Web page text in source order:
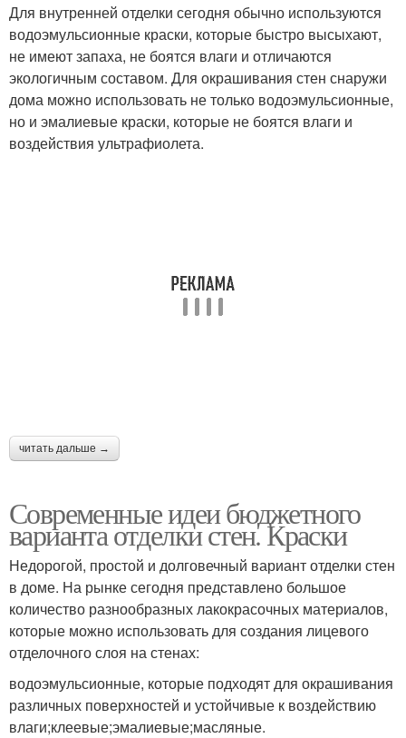
Для внутренней отделки сегодня обычно используются
водоэмульсионные краски, которые быстро высыхают,
не имеют запаха, не боятся влаги и отличаются
экологичным составом. Для окрашивания стен снаружи
дома можно использовать не только водоэмульсионные,
но и эмалиевые краски, которые не боятся влаги и
воздействия ультрафиолета.
читать дальше →
Современные идеи бюджетного
варианта отделки стен. Краски
Недорогой, простой и долговечный вариант отделки стен
в доме. На рынке сегодня представлено большое
количество разнообразных лакокрасочных материалов,
которые можно использовать для создания лицевого
отделочного слоя на стенах:
водоэмульсионные, которые подходят для окрашивания
различных поверхностей и устойчивые к воздействию
влаги;клеевые;эмалиевые;масляные.